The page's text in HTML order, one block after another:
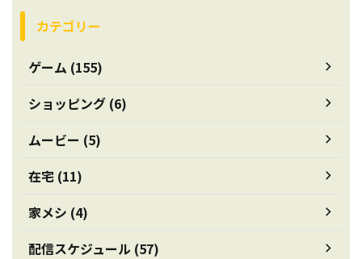
カテゴリー
ゲーム (155)
ショッピング (6)
ムービー (5)
在宅 (11)
家メシ (4)
配信スケジュール (57)